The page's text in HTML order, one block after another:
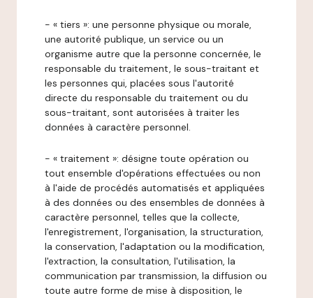
- « tiers »: une personne physique ou morale,
une autorité publique, un service ou un
organisme autre que la personne concernée, le
responsable du traitement, le sous-traitant et
les personnes qui, placées sous l'autorité
directe du responsable du traitement ou du
sous-traitant, sont autorisées à traiter les
données à caractère personnel.
- « traitement »: désigne toute opération ou
tout ensemble d'opérations effectuées ou non
à l'aide de procédés automatisés et appliquées
à des données ou des ensembles de données à
caractère personnel, telles que la collecte,
l'enregistrement, l'organisation, la structuration,
la conservation, l'adaptation ou la modification,
l'extraction, la consultation, l'utilisation, la
communication par transmission, la diffusion ou
toute autre forme de mise à disposition, le